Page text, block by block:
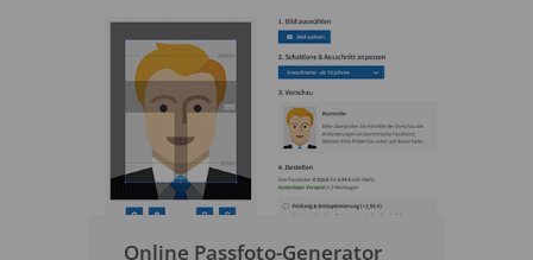
Online Passfoto-Generator